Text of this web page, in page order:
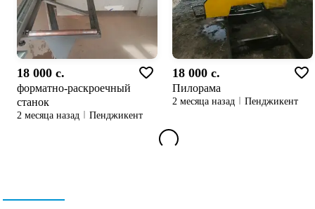
18 000 c.
форматно-раскроечный
станок
2 месяца назад Пенджикент
18 000 c.
Пилорама
2 месяца назад Пенджикент